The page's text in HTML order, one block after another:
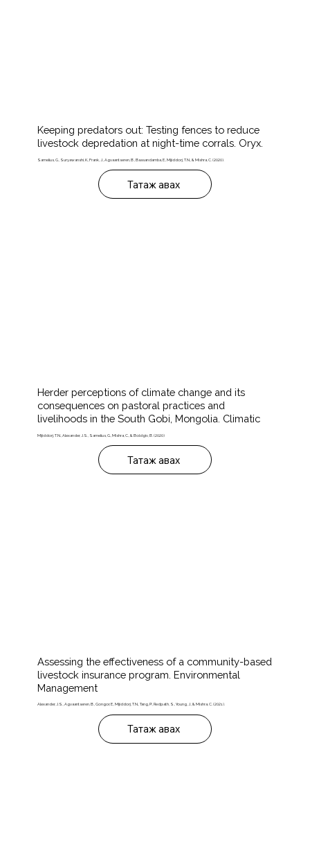
Keeping predators out: Testing fences to reduce
livestock depredation at night-time corrals. Oryx.
Samelius, G., Suryawanshi, K., Frank, J., Agvaantseren, B., Baasandamba, E., Mijiddorj, T.N., & Mishra, C. (2020).
Татаж авах
Herder perceptions of climate change and its
consequences on pastoral practices and
livelihoods in the South Gobi, Mongolia. Climatic
Mijiddorj, T.N., Alexander, J.S., Samelius, G., Mishra, C., & Boldgiv, B. (2020)
Татаж авах
Assessing the effectiveness of a community-based
livestock insurance program. Environmental
Management
Alexander, J.S., Agvaantseren, B., Gongor, E., Mijiddorj, T.N., Tang, P., Redpath, S., Young, J., & Mishra, C. (2021).
Татаж авах